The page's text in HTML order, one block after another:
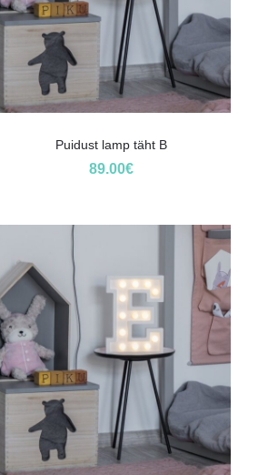
Puidust lamp täht B
89.00€